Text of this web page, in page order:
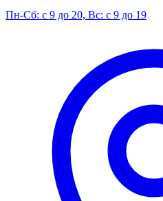
Пн-Сб: с 9 до 20, Вс: с 9 до 19